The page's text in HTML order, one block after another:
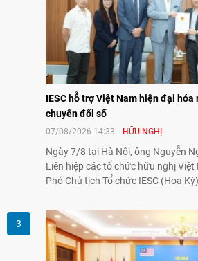
IESC hỗ trợ Việt Nam hiện đại
chuyển đổi số
07/08/2026 14:33 HỮU NGHỊ
Ngày 7/8 tại Hà Nội, ông Nguyễn
Liên hiệp các tổ chức hữu nghị Việt
Phó Chủ tịch Tổ chức IESC (Hoa
đổi về định hướng triển khai Dự án
Nông nghiệp và An toàn thực
hướng tới thúc đẩy chuyển đổi số,
và mở rộng hợp tác phát triển giữa